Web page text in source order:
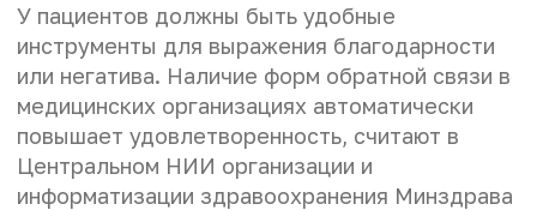
У пациентов должны быть удобные
инструменты для выражения благодарности
или негатива. Наличие форм обратной связи в
медицинских организациях автоматически
повышает удовлетворенность, считают в
Центральном НИИ организации и
информатизации здравоохранения Минздрава